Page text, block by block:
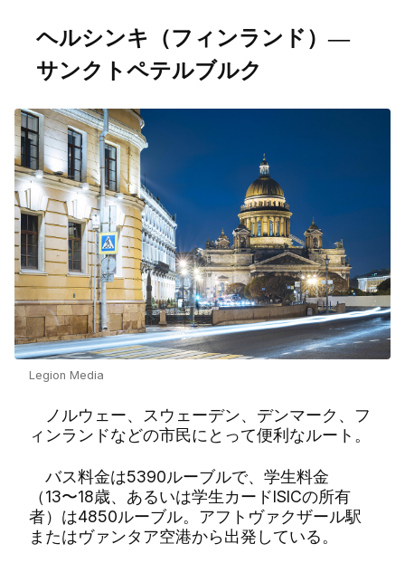
ヘルシンキ（フィンランド）―
サンクトペテルブルク
Legion Media
ノルウェー、スウェーデン、デンマーク、フ
ィンランドなどの市民にとって便利なルート。
バス料金は5390ルーブルで、学生料金
（13〜18歳、あるいは学生カードISICの所有
者）は4850ルーブル。アフトヴァクザール駅
またはヴァンタア空港から出発している。